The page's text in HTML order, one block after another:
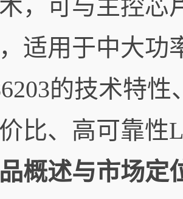
，可与主控芯
适用于中大功
的技术特
比、高可靠性
概述与市场定